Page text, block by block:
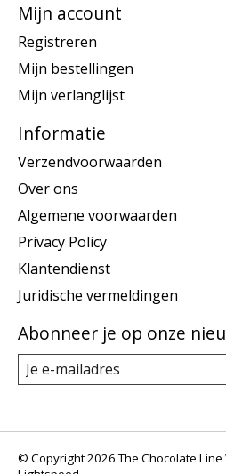
Mijn account
Registreren
Mijn bestellingen
Mijn verlanglijst
Informatie
Verzendvoorwaarden
Over ons
Algemene voorwaarden
Privacy Policy
Klantendienst
Juridische vermeldingen
Abonneer je op onze
© Copyright 2026 The Chocolate